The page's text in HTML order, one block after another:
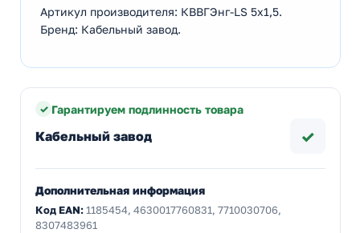
Артикул производителя: КВВГЭнг-LS 5х1,5.
Бренд: Кабельный завод.
Гарантируем подлинность товара
Кабельный завод ✓
Дополнительная информация
Код EAN:1185454, 4630017760831, 7710030706,
8307483961